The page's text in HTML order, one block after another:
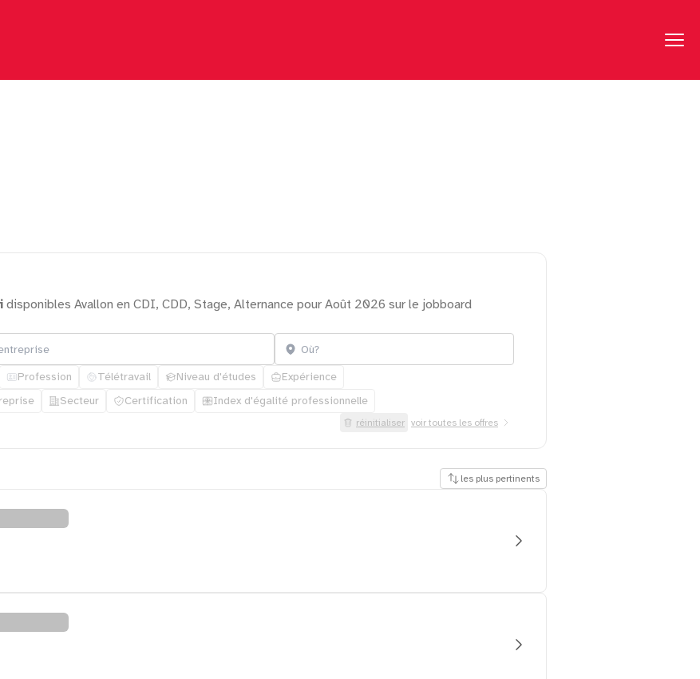
disponibles Avallon en CDI, CDD, Stage, Alternance pour Août 2026 sur le jobboard
Localisation
Profession Télétravail Niveau d'études Expérience
Secteur Certification Index d'égalité professionnelle
réinitialiser voir toutes les offres
les plus pertinents